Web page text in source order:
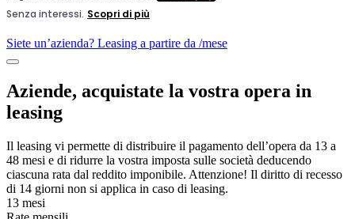
Siete un’azienda? Leasing a partire da /mese
Aziende, acquistate la vostra opera in
leasing
Il leasing vi permette di distribuire il pagamento dell’opera da 13 a
48 mesi e di ridurre la vostra imposta sulle società deducendo
ciascuna rata dal reddito imponibile. Attenzione! Il diritto di recesso
di 14 giorni non si applica in caso di leasing.
13 mesi